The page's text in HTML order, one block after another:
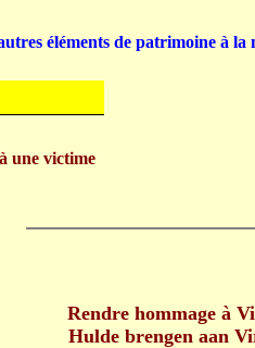
Rendre hommage à
Hulde brengen aan
une victime
éléments de patrimoine à la